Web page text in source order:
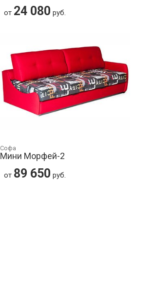
от 24 080 руб.
Софа
Мини Морфей-2
от 89 650 руб.